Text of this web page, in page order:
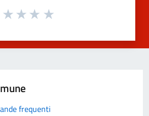
frequenti